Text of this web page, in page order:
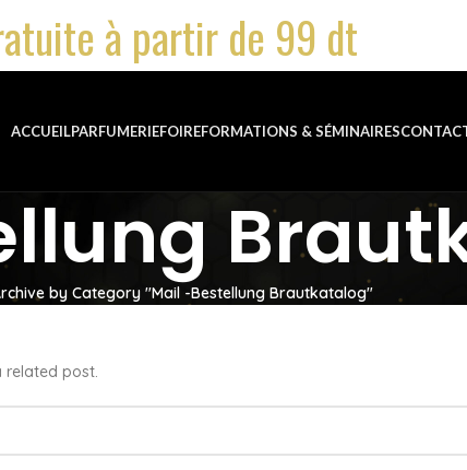
à partir de 99 dt
ACCUEILPARFUMERIEFOIREFORMATIONS & SÉMINAIRES
by Category "Mail -Bestellung Brautkatalog"
related post.